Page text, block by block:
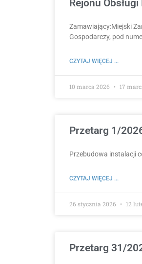
Rejonu
Zamawiający:Miejski
Gospodarczy, pod
CZYTAJ WIĘCEJ ...
10 marca 2026 17
Przetarg 1/
Przebudowa instalacji
CZYTAJ WIĘCEJ ...
26 stycznia 2026 12
Przetarg 31/